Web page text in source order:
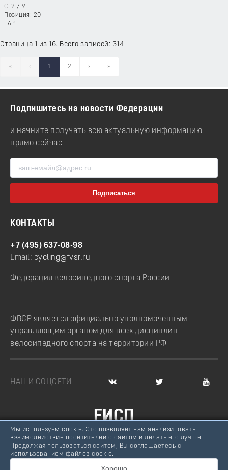
CL2 / ME
20
LAP
Страница 1 из 16. Всего записей: 314
« ‹ 1 2 › »
Подпишитесь на новости Федерации
и начните получать всю актуальную информацию
прямо сейчас
КОНТАКТЫ
+7 (495) 637-08-98
Email: cycling@fvsr.ru
Федерация велосипедного спорта России
ФВСР является официально уполномоченным
управляющим органом для всех дисциплин
велосипедного спорта на территории РФ
НАШИ СОЦСЕТИ
ЕИСП
ВЕЛОСПОРТ РОССИИ
© Федерация велосипедного спорта России, 2007 -
2026
Мы используем cookie. Это позволяет нам анализировать
взаимодействие посетителей с сайтом и делать его лучше.
Продолжая пользоваться сайтом, Вы соглашаетесь с
использованием файлов cookie.